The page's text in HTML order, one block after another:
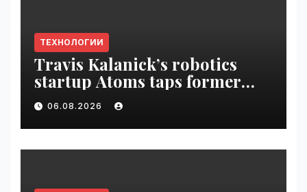
ТЕХНОЛОГИИ
Travis Kalanick’s robotics
startup Atoms taps former
Uber finance chief as CFO |
VseTime.ru
06.08.2026